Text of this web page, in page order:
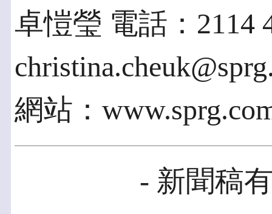
卓愷瑩 電話：2114
網站：
- 新聞稿